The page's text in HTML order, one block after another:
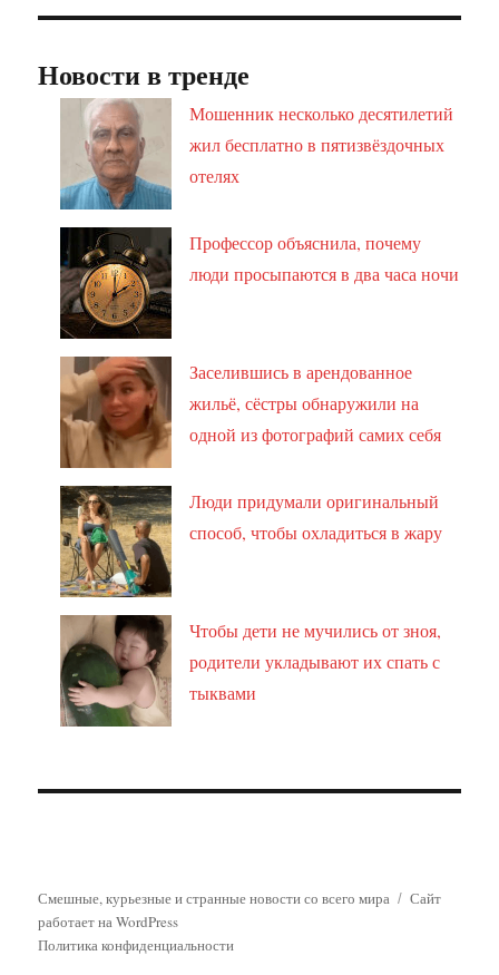
Новости в тренде
Мошенник несколько десятилетий
жил бесплатно в пятизвёздочных
отелях
Профессор объяснила, почему
люди просыпаются в два часа ночи
Заселившись в арендованное
жильё, сёстры обнаружили на
одной из фотографий самих себя
Люди придумали оригинальный
способ, чтобы охладиться в жару
Чтобы дети не мучились от зноя,
родители укладывают их спать с
тыквами
Смешные, курьезные и странные новости со всего мира
Сайт
работает на WordPress
Политика конфиденциальности